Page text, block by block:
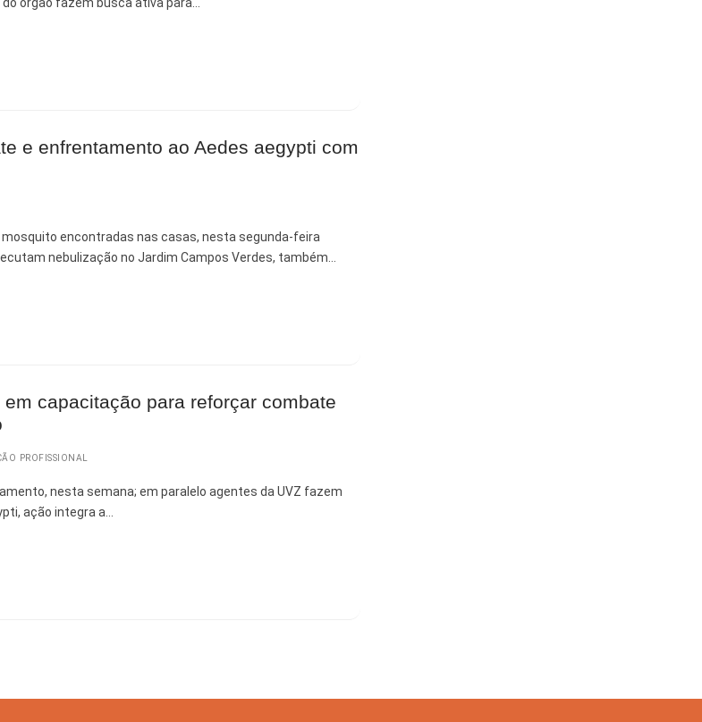
e enfrentamento ao Aedes aegypti com
encontradas nas casas, nesta segunda-feira
nebulização no Jardim Campos Verdes, também…
capacitação para reforçar combate
PROFISSIONAL
nesta semana; em paralelo agentes da UVZ fazem
ação integra a…